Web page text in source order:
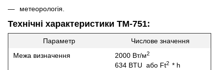
метеорологія.
Технічні характеристики TM-751:
Параметр
Числове значення
Межа визначення
2000 Вт/м2
634 BTU або Ft2 * h